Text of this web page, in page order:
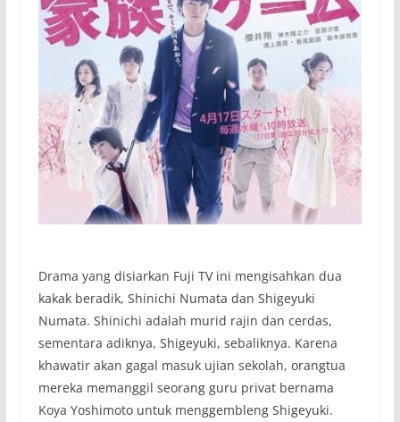
Drama yang disiarkan Fuji TV ini mengisahkan dua
kakak beradik, Shinichi Numata dan Shigeyuki
Numata. Shinichi adalah murid rajin dan cerdas,
sementara adiknya, Shigeyuki, sebaliknya. Karena
khawatir akan gagal masuk ujian sekolah, orangtua
mereka memanggil seorang guru privat bernama
Koya Yoshimoto untuk menggembleng Shigeyuki.